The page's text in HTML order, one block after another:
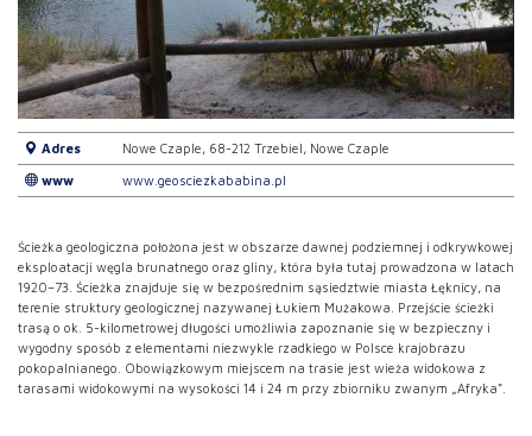
Adres Nowe Czaple, 68-212 Trzebiel, Nowe Czaple
www www.geosciezkababina.pl
Ścieżka geologiczna położona jest w obszarze dawnej podziemnej i odkrywkowej
eksploatacji węgla brunatnego oraz gliny, która była tutaj prowadzona w latach
1920–73. Ścieżka znajduje się w bezpośrednim sąsiedztwie miasta Łęknicy, na
terenie struktury geologicznej nazywanej Łukiem Mużakowa. Przejście ścieżki
trasą o ok. 5-kilometrowej długości umożliwia zapoznanie się w bezpieczny i
wygodny sposób z elementami niezwykle rzadkiego w Polsce krajobrazu
pokopalnianego. Obowiązkowym miejscem na trasie jest wieża widokowa z
tarasami widokowymi na wysokości 14 i 24 m przy zbiorniku zwanym „Afryka”.